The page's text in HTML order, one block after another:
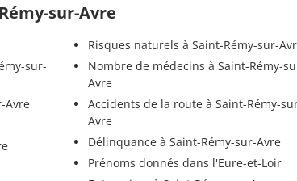
sur-Avre
sur-
Avre
Risques naturels à Saint-Rémy-sur-
Nombre de médecins à Saint-Rémy-
Avre
Accidents de la route à Saint-Rémy-
Avre
Délinquance à Saint-Rémy-sur-Avre
Prénoms donnés dans l'Eure-et-Loir